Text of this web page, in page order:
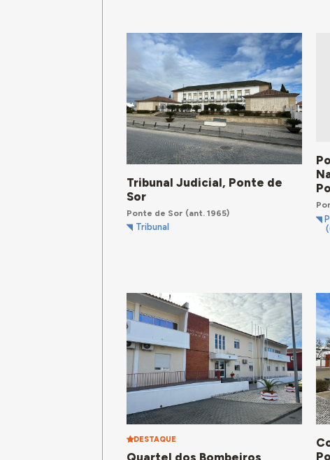
Tribunal Judicial, Ponte de
Sor
Ponte de Sor (ant. 1965)
Tribunal
DESTAQUE